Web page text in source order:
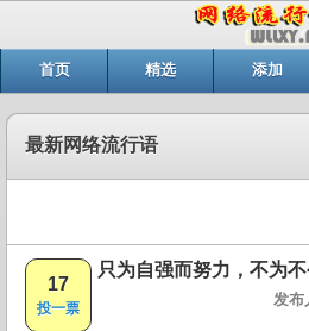
首页 精选 添加
最新网络流行语
17
投一票
只为自强而努力，不为
发布